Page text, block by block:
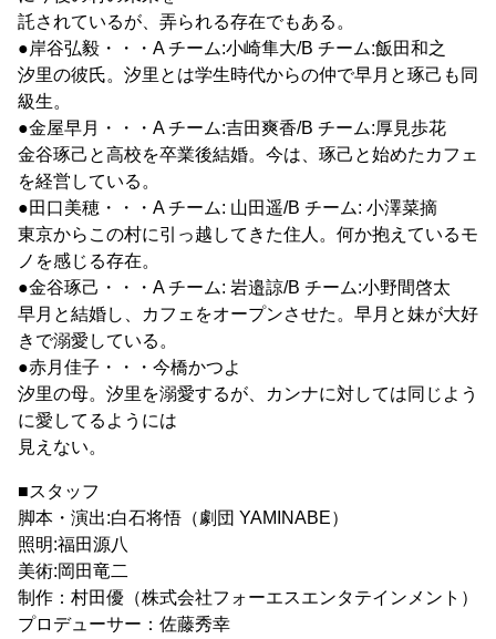
託されているが、弄られる存在でもある。
●岸谷弘毅・・・A チーム:小崎隼大/B チーム:飯田和之
汐里の彼氏。汐里とは学生時代からの仲で早月と琢己も同
級生。
●金屋早月・・・A チーム:吉田爽香/B チーム:厚見歩花
金谷琢己と高校を卒業後結婚。今は、琢己と始めたカフェ
を経営している。
●田口美穂・・・A チーム: 山田遥/B チーム: 小澤菜摘
東京からこの村に引っ越してきた住人。何か抱えているモ
ノを感じる存在。
●金谷琢己・・・A チーム: 岩邉諒/B チーム:小野間啓太
早月と結婚し、カフェをオープンさせた。早月と妹が大好
きで溺愛している。
●赤月佳子・・・今橋かつよ
汐里の母。汐里を溺愛するが、カンナに対しては同じよう
に愛してるようには
見えない。
■スタッフ
脚本・演出:白石将悟（劇団 YAMINABE）
照明:福田源八
美術:岡田竜二
制作：村⽥優（株式会社フォーエスエンタテインメント）
プロデューサー：佐藤秀幸